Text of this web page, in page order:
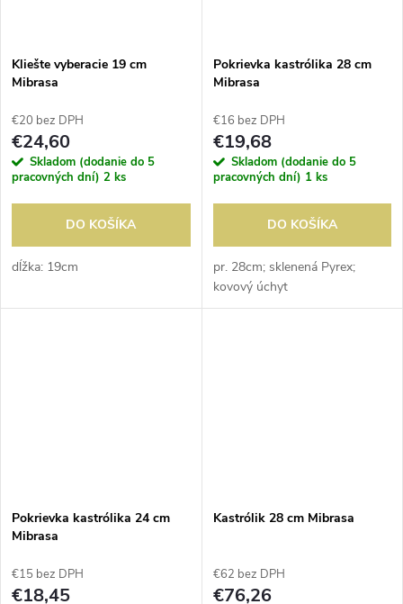
Kliešte vyberacie 19 cm
Mibrasa
€20 bez DPH
€24,60
Skladom (dodanie do 5
pracovných dní) 2 ks
DO KOŠÍKA
dĺžka: 19cm
Pokrievka kastrólika 28 cm
Mibrasa
€16 bez DPH
€19,68
Skladom (dodanie do 5
pracovných dní) 1 ks
DO KOŠÍKA
pr. 28cm; sklenená Pyrex;
kovový úchyt
Pokrievka kastrólika 24 cm
Mibrasa
€15 bez DPH
€18,45
Kastrólik 28 cm Mibrasa
€62 bez DPH
€76,26